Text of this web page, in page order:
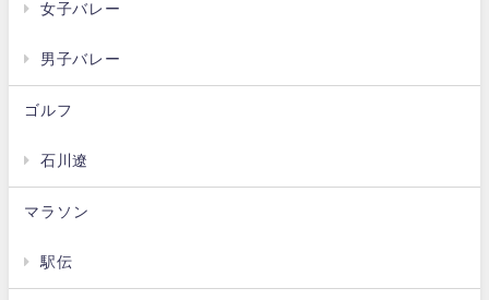
女子バレー
男子バレー
ゴルフ
石川遼
マラソン
駅伝